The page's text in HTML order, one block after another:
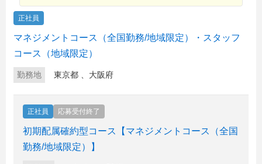
正社員
マネジメントコース（全国勤務/地域限定）・スタッフ
コース（地域限定）
勤務地 東京都 大阪府
正社員 応募受付終了
初期配属確約型コース【マネジメントコース（全国
勤務/地域限定）】